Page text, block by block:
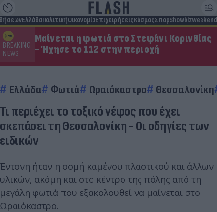
ΕλλάδαΠολιτικήΟικονομίαΕπιχειρήσειςΚόσμοςΣπορShowbizWeekend
BREAKING
NEWS
Μαίνεται η φωτιά στο Στεφάνι Κορινθίας
- Ήχησε το 112 στην περιοχή
Ελλάδα Φωτιά Ωραιόκαστρο Θεσσαλονίκη
Τι περιέχει το τοξικό νέφος που έχει
σκεπάσει τη Θεσσαλονίκη - Οι οδηγίες των
ειδικών
Έντονη ήταν η οσμή καμένου πλαστικού και άλλων
υλικών, ακόμη και στο κέντρο της πόλης από τη
μεγάλη φωτιά που εξακολουθεί να μαίνεται στο
Ωραιόκαστρο.